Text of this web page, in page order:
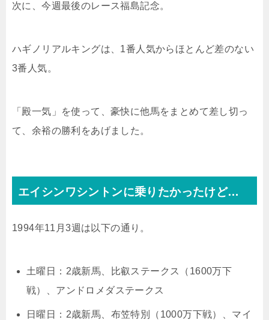
次に、今週最後のレース福島記念。
ハギノリアルキングは、1番人気からほとんど差のない
3番人気。
「殿一気」を使って、豪快に他馬をまとめて差し切っ
て、余裕の勝利をあげました。
エイシンワシントンに乗りたかったけど…
1994年11月3週は以下の通り。
土曜日：2歳新馬、比叡ステークス（1600万下
戦）、アンドロメダステークス
日曜日：2歳新馬、布笠特別（1000万下戦）、マイ